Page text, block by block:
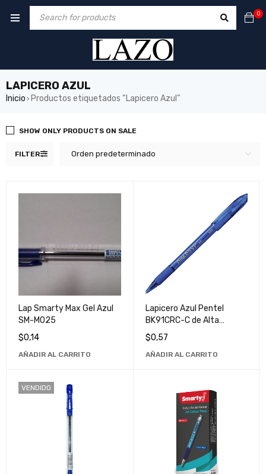
0
LAPICERO AZUL
Inicio › Productos etiquetados “Lapicero Azul”
FILTER Orden predeterminado
SHOW ONLY PRODUCTS ON SALE
Lap Smarty Max Gel Azul
SM-M025
$0,14
AÑADIR AL CARRITO
Lapicero Azul Pentel
BK91CRC-C de Alta
Calidad para Escritura
Suave
$0,57
AÑADIR AL CARRITO
VENDIDO